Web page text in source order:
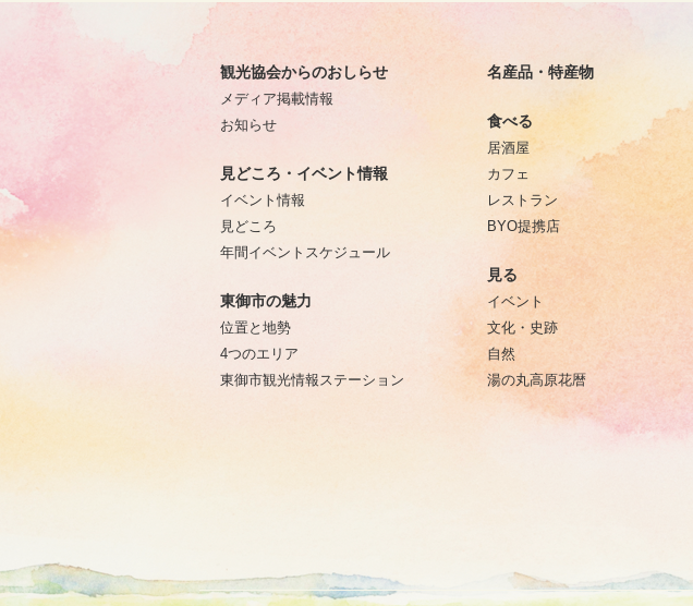
観光協会からのおしらせ
メディア掲載情報
お知らせ
見どころ・イベント情報
イベント情報
見どころ
年間イベントスケジュール
東御市の魅力
位置と地勢
4つのエリア
東御市観光情報ステーション
名産品・特産物
食べる
居酒屋
カフェ
レストラン
BYO提携店
見る
イベント
文化・史跡
自然
湯の丸高原花暦